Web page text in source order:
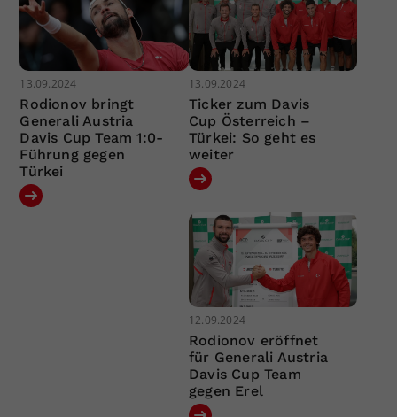
13.09.2024
Rodionov bringt
Generali Austria
Davis Cup Team 1:0-
Führung gegen
Türkei
13.09.2024
Ticker zum Davis
Cup Österreich –
Türkei: So geht es
weiter
12.09.2024
Rodionov eröffnet
für Generali Austria
Davis Cup Team
gegen Erel